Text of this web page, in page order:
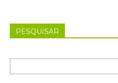
PESQUISAR